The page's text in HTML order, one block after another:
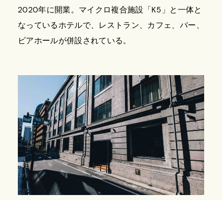
2020年に開業。マイクロ複合施設「K5」と一体と
なっているホテルで、レストラン、カフェ、バー、
ビアホールが併設されている。